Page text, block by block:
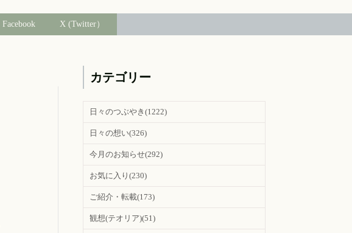
Facebook X (Twitter）
カテゴリー
日々のつぶやき (1222)
日々の想い(326)
今月のお知らせ(292)
お気に入り (230)
ご紹介・転載(173)
観想(テオリア)(51)